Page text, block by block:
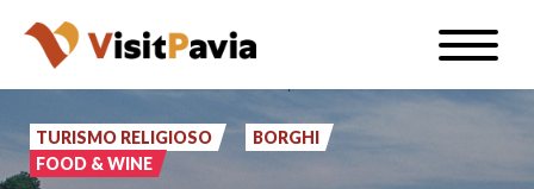
Salta
contenuto
principale
Toggle
IT
TURISMO RELIGIOSO
BORGHI
FOOD & WINE